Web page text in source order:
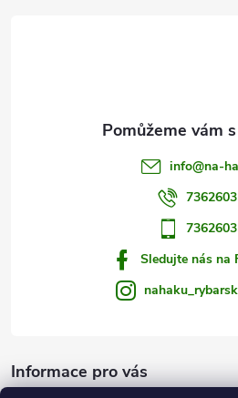
Informace pro vás
info@na-
Sledujte nás na